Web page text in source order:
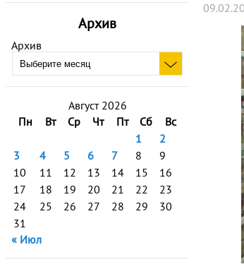
Архив
Архив
Август 2026
Пн
Вт Ср Чт Пт Сб
Вс
1
2
3
4 5 6 7 8
9
10
11 12 13 14 15
16
17
18 19 20 21 22
23
24
25 26 27 28 29
30
31
« Июл